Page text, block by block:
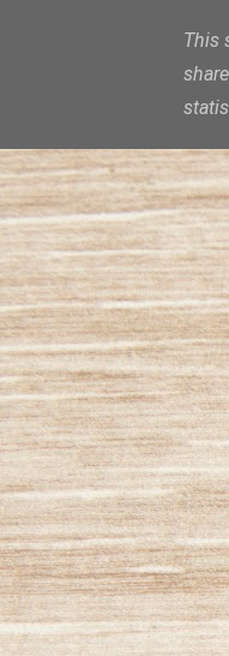
This